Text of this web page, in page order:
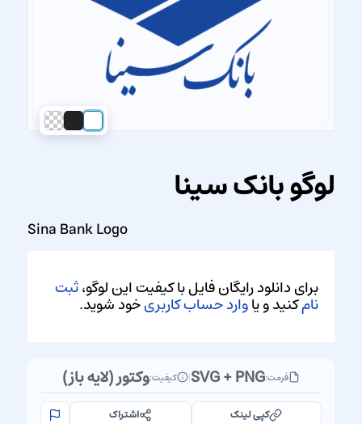
لوگو بانک سینا
Sina Bank Logo
برای دانلود رایگان فایل با کیفیت این لوگو،ثبت
نامکنید و یاوارد حساب کاربریخود شوید.
فرمت:SVG + PNG
| کیفیت:وکتور (لایه باز)
کپی لینک اشتراک